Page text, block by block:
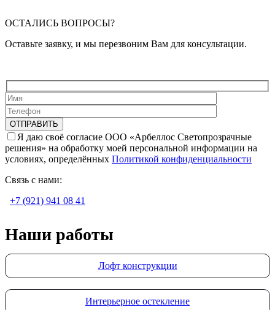
ОСТАЛИСЬ ВОПРОСЫ?
Оставьте заявку, и мы перезвоним Вам для консультации.
Я даю своё согласие ООО «Арбеллос Светопрозрачные
решения» на обработку моей персональной информации на
условиях, определённых Политикой конфиденциальности
Связь с нами:
+7 (921) 941 08 41
Наши работы
Лофт конструкции
Интерьерное остекление